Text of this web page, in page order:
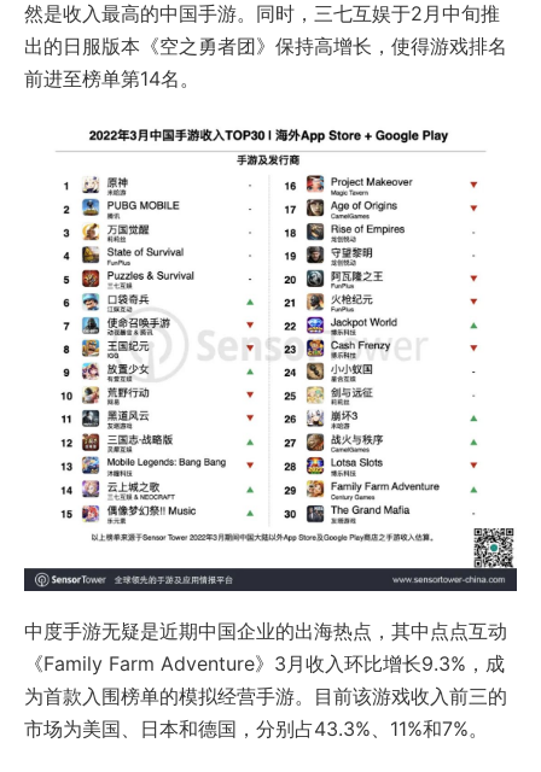
然是收入最高的中国手游。同时，三七互娱于2月中旬推
出的日服版本《空之勇者团》保持高增长，使得游戏排名
前进至榜单第14名。
中度手游无疑是近期中国企业的出海热点，其中点点互动
《Family Farm Adventure》3月收入环比增长9.3%，成
为首款入围榜单的模拟经营手游。目前该游戏收入前三的
市场为美国、日本和德国，分别占43.3%、11%和7%。